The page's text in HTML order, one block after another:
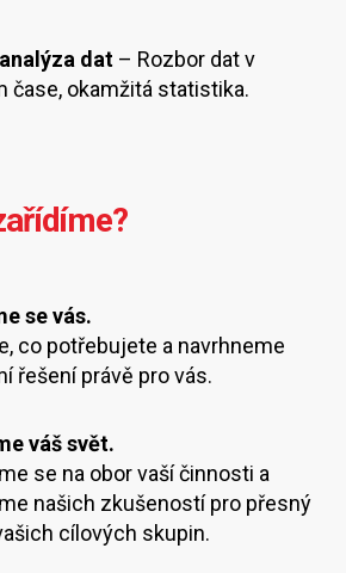
dat – Rozbor dat v
čase, okamžitá statistika.
se vás.
co potřebujete a navrhneme
řešení právě pro vás.
váš svět.
se na obor vaší činnosti a
našich zkušeností pro přesný
cílových skupin.